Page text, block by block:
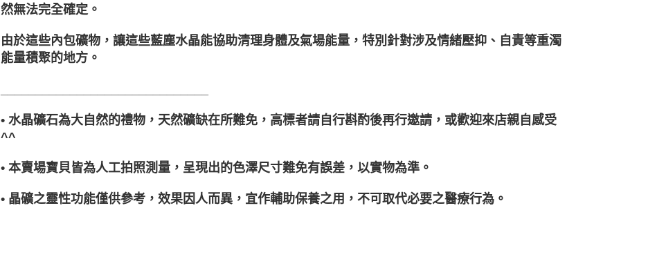
然無法完全確定。
由於這些內包礦物，讓這些藍塵水晶能協助清理身體及氣場能量，特別針對涉及情緒壓抑、自責等重濁
能量積聚的地方。
• 水晶礦石為大自然的禮物，天然礦缺在所難免，高標者請自行斟酌後再行邀請，或歡迎來店親自感受
^^
• 本賣場寶貝皆為人工拍照測量，呈現出的色澤尺寸難免有誤差，以實物為準。
• 晶礦之靈性功能僅供參考，效果因人而異，宜作輔助保養之用，不可取代必要之醫療行為。